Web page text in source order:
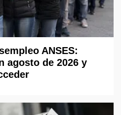
ANSES:
agosto de 2026 y